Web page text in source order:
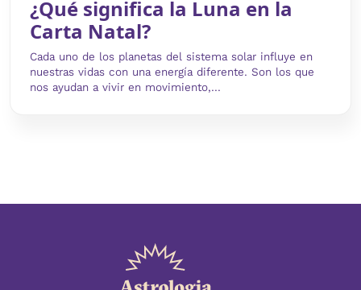
¿Qué significa la Luna en la
Carta Natal?
Cada uno de los planetas del sistema solar influye en
nuestras vidas con una energía diferente. Son los que
nos ayudan a vivir en movimiento,...